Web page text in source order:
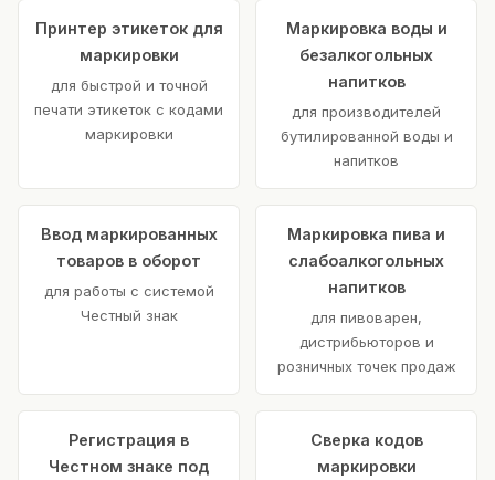
Принтер этикеток для
маркировки
для быстрой и точной
печати этикеток с кодами
маркировки
Маркировка воды и
безалкогольных
напитков
для производителей
бутилированной воды и
напитков
Ввод маркированных
товаров в оборот
для работы с системой
Честный знак
Маркировка пива и
слабоалкогольных
напитков
для пивоварен,
дистрибьюторов и
розничных точек продаж
Регистрация в
Честном знаке под
Сверка кодов
маркировки